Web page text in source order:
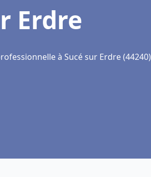
Erdre
à Sucé sur Erdre (44240)